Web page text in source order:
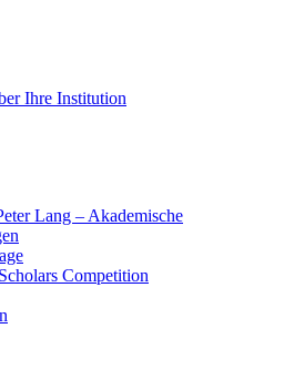
Ihre Institution
Lang – Akademische
Competition